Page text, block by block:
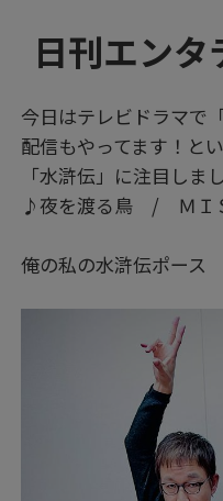
日刊エンタ
今日はテレビドラマで
配信もやってます！と
「水滸伝」に注目しま
♪夜を渡る鳥 / ＭＩ
俺の私の水滸伝ポース